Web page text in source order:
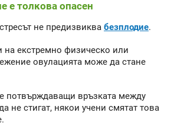
е толкова опасен
не предизвиква безплодие.
на екстремно физическо или
овулацията може да стане
потвърждаващи връзката между
не стигат, някои учени смятат това